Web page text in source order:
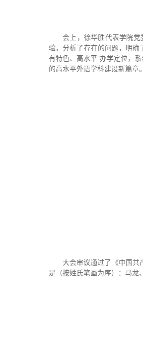
会上，徐华胜代表学院
验，分析了存在的问题，明确
有特色、高水平”办学定位，
的高水平外语学科建设新篇章。
大会审议通过了《中国共
是（按姓氏笔画为序）：马龙